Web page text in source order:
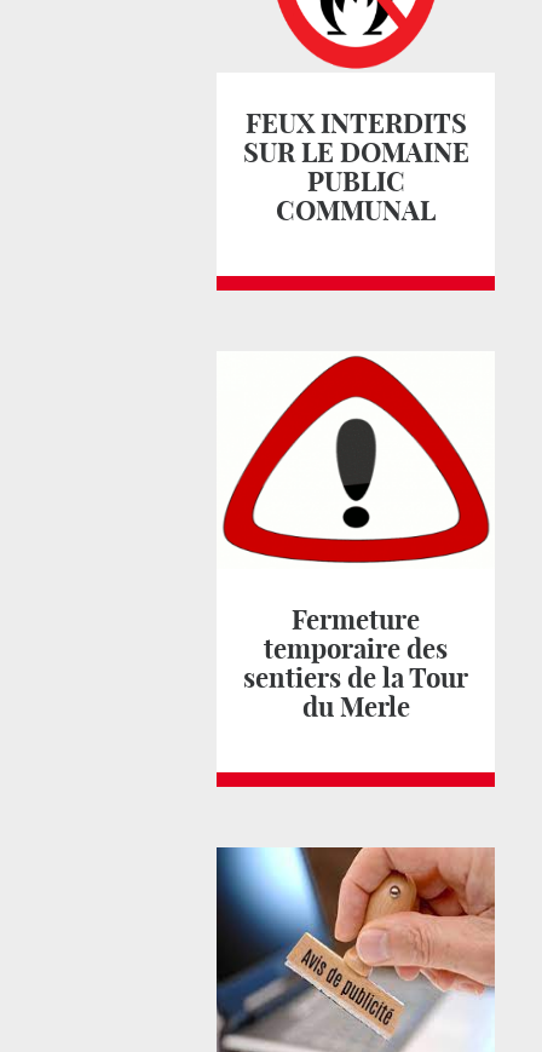
FEUX INTERDITS
SUR LE DOMAINE
PUBLIC
COMMUNAL
Fermeture
temporaire des
sentiers de la Tour
du Merle